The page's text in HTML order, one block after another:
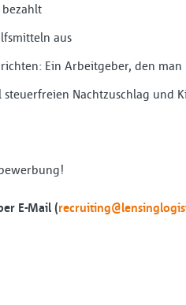
aus
Ein Arbeitgeber, den
steuerfreien Nachtzuschlag und
E-Mail (